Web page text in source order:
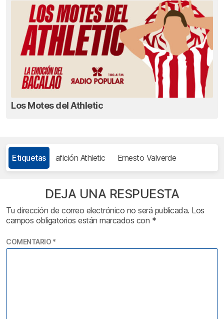
Los Motes del Athletic
Etiquetas afición Athletic Ernesto Valverde
DEJA UNA RESPUESTA
Tu dirección de correo electrónico no será publicada. Los
campos obligatorios están marcados con *
COMENTARIO *